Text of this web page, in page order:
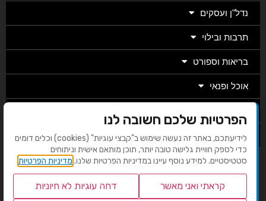
נדל"ן ועסקים
תרבות ובילוי
בריאות וספורט
אוכל ופנאי
מערכת
בניית אתרים EMG
הפרטיות שלכם חשובה לנו
לידיעתכם, באתר זה נעשה שימוש ב"קבצי עוגיות" (cookies) וכלים דומים
כדי לספק חוויית גלישה טובה יותר, תוכן מותאם אישית וניתוחים
סטטיסטיים. למידע נוסף עיינו במדיניות הפרטיות שלנו. מדיניות הפרטיות
קראתי ואני מאשר דחה עוגיות לא חיוניות